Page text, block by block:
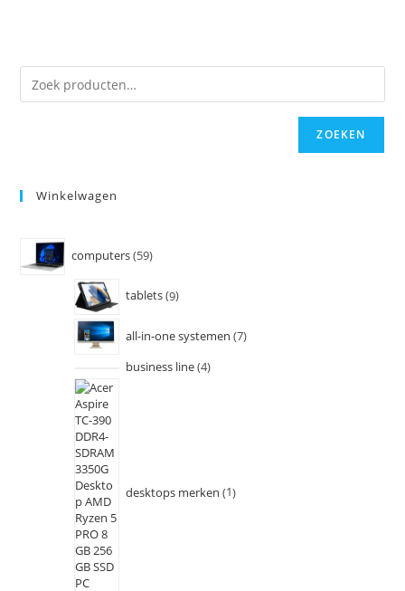
ZOEKEN
Winkelwagen
computers 59
tablets 9
all-in-one systemen 7
business line 4
desktops merken 1